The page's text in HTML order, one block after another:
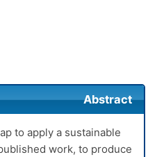
Abstract
to apply a sustainable
work, to produce